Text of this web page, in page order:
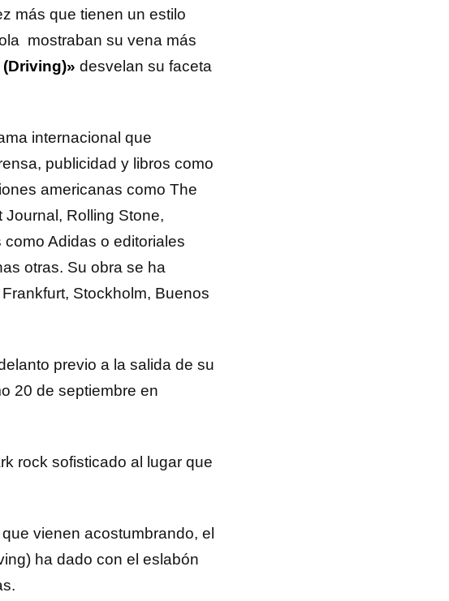
más que tienen un estilo
mostraban su vena más
desvelan su faceta
internacional que
publicidad y libros como
americanas como The
Journal, Rolling Stone,
Adidas o editoriales
otras. Su obra se ha
Stockholm, Buenos
previo a la salida de su
20 de septiembre en
rock sofisticado al lugar que
vienen acostumbrando, el
ha dado con el eslabón